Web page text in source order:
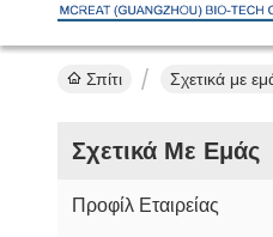
Σπίτι Σχετικά με
Σχετικά Με Εμάς
Προφίλ Εταιρείας